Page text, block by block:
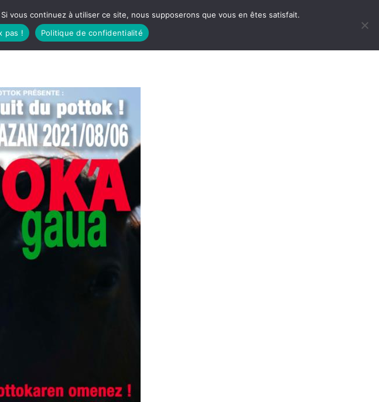
CÔTÉ SORTIES GREEN LIFE
vous continuez à utiliser ce site, nous supposerons que vous en êtes satisfait.
pas ! Politique de confidentialité